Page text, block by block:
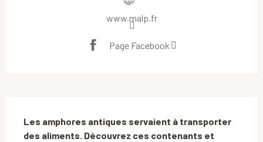
www.malp.fr
Page Facebook
Les amphores antiques servaient à transporter
des aliments. Découvrez ces contenants et